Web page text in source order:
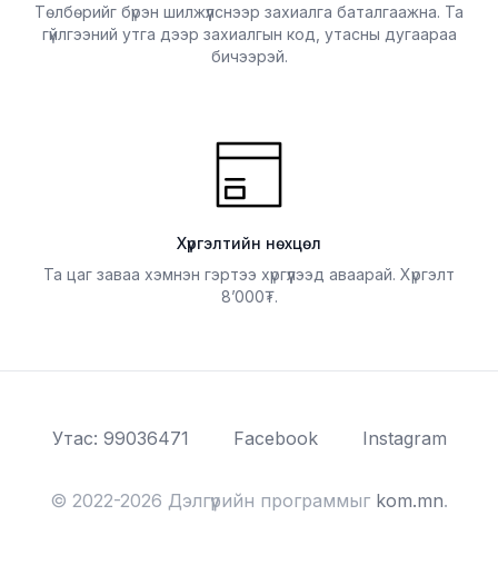
Төлбөрийг бүрэн шилжүүлснээр захиалга баталгаажна. Та
гүйлгээний утга дээр захиалгын код, утасны дугаараа
бичээрэй.
Хүргэлтийн нөхцөл
Та цаг заваа хэмнэн гэртээ хүргүүлээд аваарай. Хүргэлт
8’000 .
Утас: 99036471 Facebook Instagram
© 2022-2026 Дэлгүүрийн программыг kom.mn.